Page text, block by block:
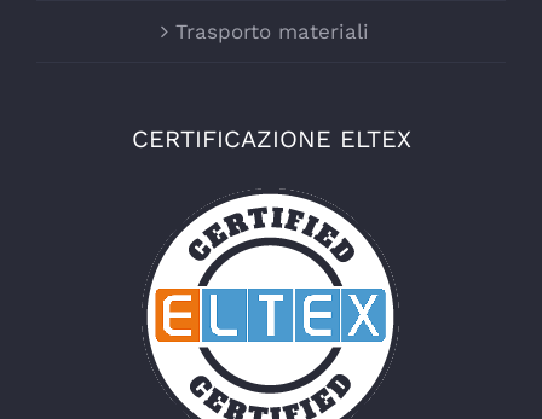
Trasporto materiali
CERTIFICAZIONE ELTEX